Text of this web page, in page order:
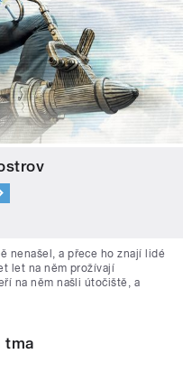
nenašel, a přece ho znají lidé
let na něm prožívají
na něm našli útočiště, a
tma